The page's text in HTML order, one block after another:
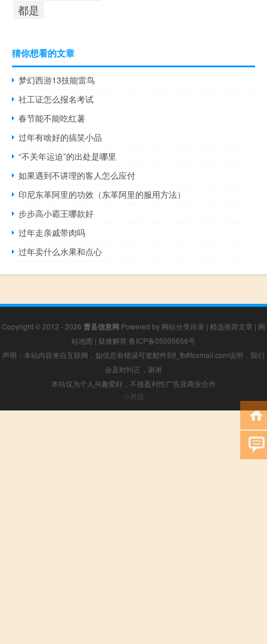
都是
猜你想看的文章
梦幻西游13技能雷鸟
社工证怎么报名考试
春节能不能吃红薯
过年有啥好的搞笑小品
“不关年运迫”的出处是哪里
如果遇到不讲理的客人怎么应付
印尼东革阿里的功效（东革阿里的服用方法）
步步高小霸王哪款好
过年走亲戚带肉吗
过年卖什么水果和点心
Copyright © 2012 - 2026 曹县信息网 Powered by 网站分类目录 | 精选推荐文章 | 网
站地图 | 疑难解答 鲁ICP备05005656号
声明：本站内容来自互联网，如信息有错误可发邮件到f_fb#foxmail.com说明，我们
会及时纠正，谢谢
本站仅为个人兴趣爱好，不接盈利性广告及商业合作
小男孩